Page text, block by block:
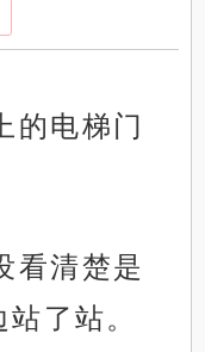
的电梯门
看清楚是
了站。